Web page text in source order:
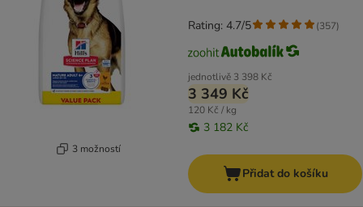
3 možností
jednotlivě 3 398 Kč
3 349 Kč
120 Kč / kg
3 182 Kč
Rating: 4.7/5 (357)
Přidat do košíku